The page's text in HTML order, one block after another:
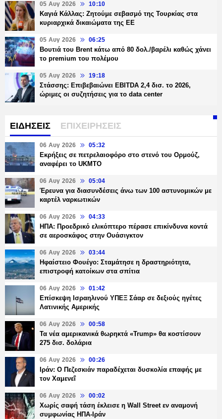
05 Αυγ 2026 10:10
Καγιά Κάλλας: Ζητούμε σεβασμό της Τουρκίας στα
κυριαρχικά δικαιώματα της ΕΕ
05 Αυγ 2026 06:25
Βουτιά του Brent κάτω από 80 δολ./βαρέλι καθώς χάνει
το premium του πολέμου
05 Αυγ 2026 19:18
Στάσσης: Επιβεβαιώνει EBITDA 2,4 δισ. το 2026,
ώριμες οι συζητήσεις για το data center
ΕΙΔΗΣΕΙΣ ΕΠΙΧΕΙΡΗΣΕΙΣ
06 Αυγ 2026 05:32
Εκρήξεις σε πετρελαιοφόρο στο στενό του Ορμούζ,
αναφέρει το UKMTO
06 Αυγ 2026 05:04
Έρευνα για διασυνδέσεις άνω των 100 αστυνομικών με
καρτέλ ναρκωτικών
06 Αυγ 2026 04:33
ΗΠΑ: Προεδρικό ελικόπτερο πέρασε επικίνδυνα κοντά
σε αεροσκάφος στην Ουάσιγκτον
06 Αυγ 2026 03:44
Ηφαίστειο Φουέγο: Σταμάτησε η δραστηριότητα,
επιστροφή κατοίκων στα σπίτια
06 Αυγ 2026 01:42
Επίσκεψη Ισραηλινού ΥΠΕΞ Σάαρ σε δεξιούς ηγέτες
Λατινικής Αμερικής
06 Αυγ 2026 00:58
Τα νέα αμερικανικά θωρηκτά «Trump» θα κοστίσουν
275 δισ. δολάρια
06 Αυγ 2026 00:26
Ιράν: Ο Πεζεσκιάν παραδέχεται δυσκολία επαφής με
τον Χαμενεΐ
06 Αυγ 2026 00:02
Χωρίς σαφή τάση έκλεισε η Wall Street εν αναμονή
συμφωνίας ΗΠΑ-Ιράν